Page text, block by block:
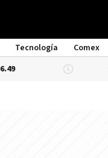
Tecnología
Comex
DÓLAR BNA